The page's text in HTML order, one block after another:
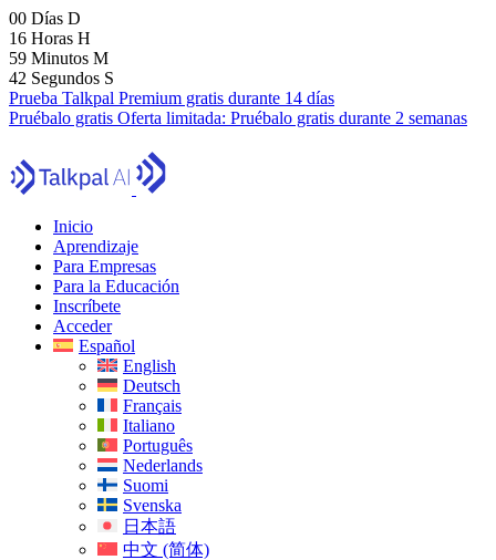
00 Días D
16 Horas H
59 Minutos M
40 Segundos S
Prueba Talkpal Premium gratis durante 14 días
Pruébalo gratis Oferta limitada: Pruébalo gratis durante 2 semanas
Inicio
Aprendizaje
Para Empresas
Para la Educación
Inscríbete
Acceder
Español
English
Deutsch
Français
Italiano
Português
Nederlands
Suomi
Svenska
日本語
中文 (简体)